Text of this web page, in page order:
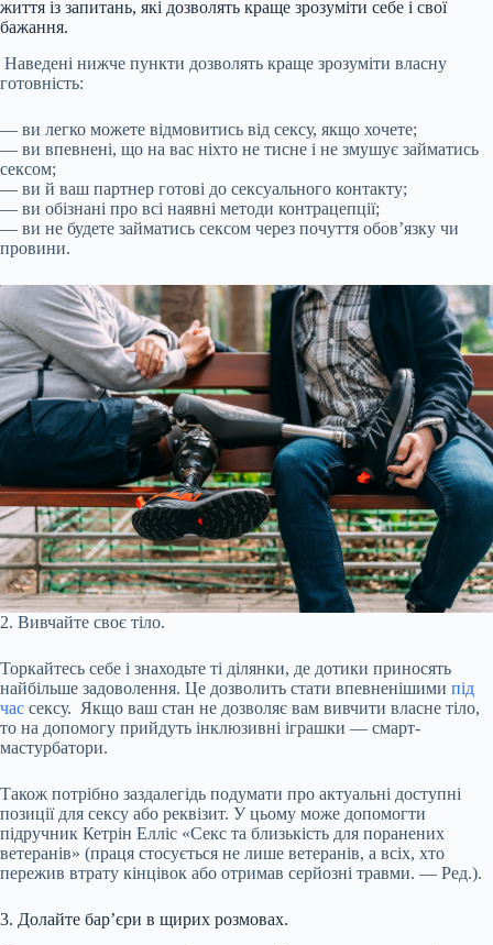
життя із запитань, які дозволять краще зрозуміти себе і свої
бажання.
Наведені нижче пункти дозволять краще зрозуміти власну
готовність:
— ви легко можете відмовитись від сексу, якщо хочете;
— ви впевнені, що на вас ніхто не тисне і не змушує займатись
сексом;
— ви й ваш партнер готові до сексуального контакту;
— ви обізнані про всі наявні методи контрацепції;
— ви не будете займатись сексом через почуття обов’язку чи
провини.
2. Вивчайте своє тіло.
Торкайтесь себе і знаходьте ті ділянки, де дотики приносять
найбільше задоволення. Це дозволить стати впевненішими під
час сексу. Якщо ваш стан не дозволяє вам вивчити власне тіло,
то на допомогу прийдуть інклюзивні іграшки — смарт-
мастурбатори.
Також потрібно заздалегідь подумати про актуальні доступні
позиції для сексу або реквізит. У цьому може допомогти
підручник Кетрін Елліс «Секс та близькість для поранених
ветеранів» (праця стосується не лише ветеранів, а всіх, хто
пережив втрату кінцівок або отримав серйозні травми. — Ред.).
3. Долайте бар’єри в щирих розмовах.